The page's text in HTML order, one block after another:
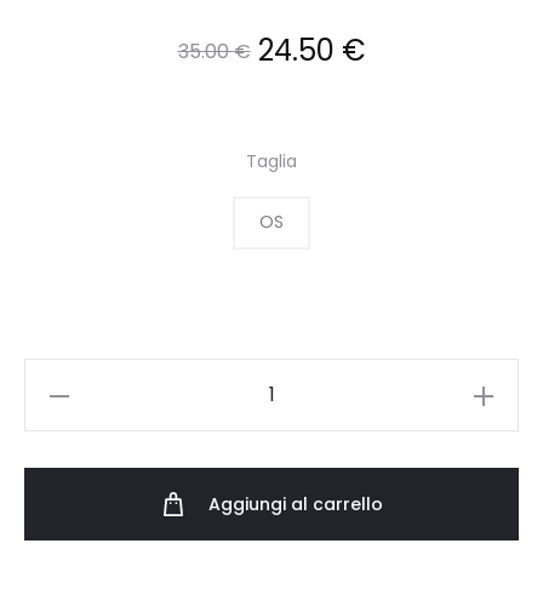
35.00€ Il
originale
era:
24.50 €Il
Taglia
OS
Aggiungi al carrello